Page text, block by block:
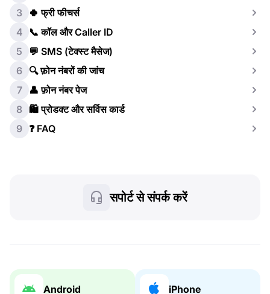
3
🍀 फ्री फीचर्स
4
📞 कॉल और Caller ID
5
💬 SMS (टेक्स्ट मैसेज)
6 🔍 फ़ोन नंबरों की जांच
7
👤 फ़ोन नंबर पेज
8 🛍️ प्रोडक्ट और सर्विस कार्ड
9 ❓ FAQ
सपोर्ट से संपर्क करें
Android iPhone